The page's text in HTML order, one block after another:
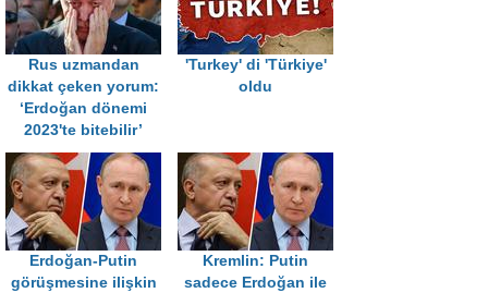
Rus uzmandan
dikkat çeken yorum:
‘Erdoğan dönemi
2023'te bitebilir’
'Turkey' di 'Türkiye'
oldu
Erdoğan-Putin
görüşmesine ilişkin
Kremlin: Putin
sadece Erdoğan ile